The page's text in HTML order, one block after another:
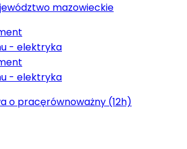
mazowieckie
- elektryka
- elektryka
o pracęrównoważny (12h)